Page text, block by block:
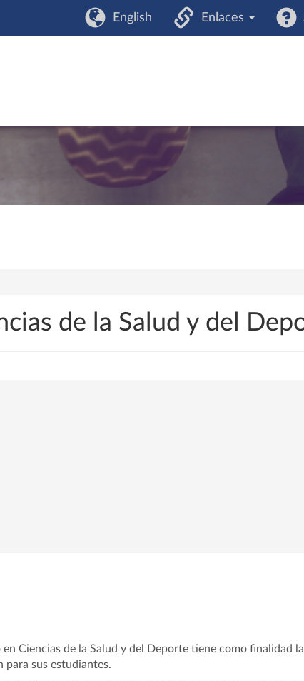
English Enlaces
de la Salud y del
Ciencias de la Salud y del Deporte tiene como finalidad
para sus estudiantes.